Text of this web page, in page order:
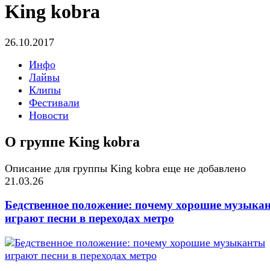
King kobra
26.10.2017
Инфо
Лайвы
Клипы
Фестивали
Новости
О группе King kobra
Описание для группы King kobra еще не добавлено
21.03.26
Бедственное положение: почему хорошие
играют песни в переходах метро